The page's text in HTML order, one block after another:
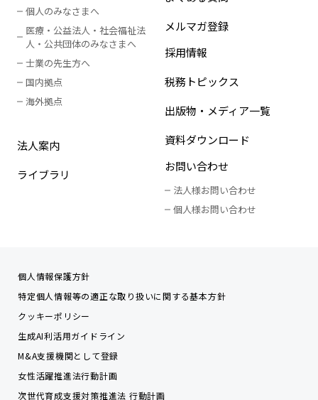
個人のみなさまへ
医療・公益法人・社会福祉法
人 ・ 公共団体のみなさまへ
士業の先生方へ
国内拠点
海外拠点
法人案内
ライブラリ
メルマガ登録
採用情報
税務トピックス
出版物・メディア一覧
資料ダウンロード
お問い合わせ
法人様お問い合わせ
個人様お問い合わせ
個人情報保護方針
特定個人情報等の適正な取り扱いに関する基本方針
クッキーポリシー
生成AI利活用ガイドライン
M&A支援機関として登録
女性活躍推進法行動計画
次世代育成支援対策推進法 行動計画